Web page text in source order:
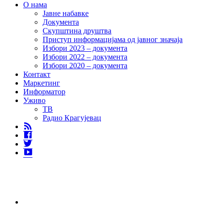
О нама
Јавне набавке
Документа
Скупштина друштва
Приступ информацијама од јавног значаја
Избори 2023 – документа
Избори 2022 – документа
Избори 2020 – документа
Контакт
Маркетинг
Информатор
Уживо
ТВ
Радио Крагујевац
Youtube